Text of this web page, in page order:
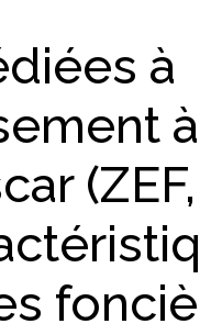
à
à